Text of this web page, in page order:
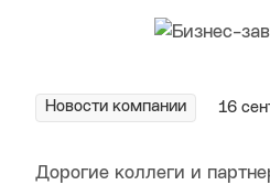
Новости компании 16
Дорогие коллеги и